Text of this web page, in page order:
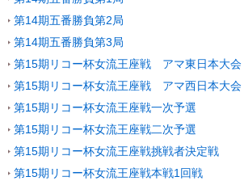
第14期五番勝負第2局
第14期五番勝負第3局
第15期リコー杯女流王座戦 アマ東日本大会
第15期リコー杯女流王座戦 アマ西日本大会
第15期リコー杯女流王座戦一次予選
第15期リコー杯女流王座戦二次予選
第15期リコー杯女流王座戦挑戦者決定戦
第15期リコー杯女流王座戦本戦1回戦